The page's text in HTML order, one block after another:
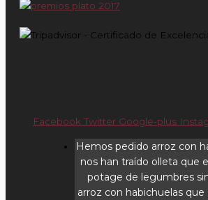
Facebook Twitter Google-plus
Hemos pedido arroz con
nos han traído olleta que
potage de legumbres
arroz con habichuelas que